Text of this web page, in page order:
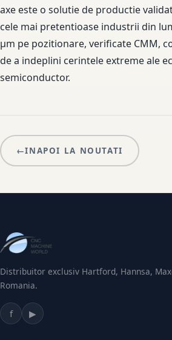
axe este o solutie de productie
cele mai pretentioase industrii din
µm pe pozitionare, verificate CMM,
de a indeplini cerintele extreme ale
semiconductor.
←INAPOI LA NOUTATI
Distribuitor exclusiv Hartford, Hannsa,
Romania.
f ▶